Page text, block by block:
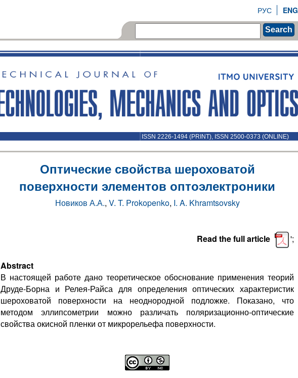
ENG
РУС
Search
ISSN 2226-1494 (PRINT), ISSN 2500-0373 (ONLINE)
Оптические свойства шероховатой
поверхности элементов оптоэлектроники
Новиков А.А., V. T. Prokopenko, I. A. Khramtsovsky
Read the full article ';
Abstract
В настоящей работе дано теоретическое обоснование применения теорий
Друде-Борна и Релея-Райса для определения оптических характеристик
шероховатой поверхности на неоднородной подложке. Показано, что
методом эллипсометрии можно различать поляризационно-оптические
свойства окисной пленки от микрорельефа поверхности.